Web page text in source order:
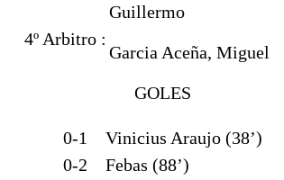
Guillermo
4º Arbitro :
Garcia Aceña, Miguel
GOLES
0-1
Vinicius Araujo (38’)
0-2
Febas (88’)